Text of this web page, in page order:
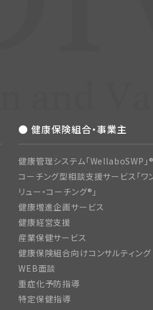
● 健康保険組合・事業主
健康管理システム「WellaboSWP」®
コーチング型相談支援サービス「ワ
リュー・コーチング®」
健康増進企画サービス
健康経営支援
産業保健サービス
健康保険組合向けコンサルティング
WEB面談
重症化予防指導
特定保健指導